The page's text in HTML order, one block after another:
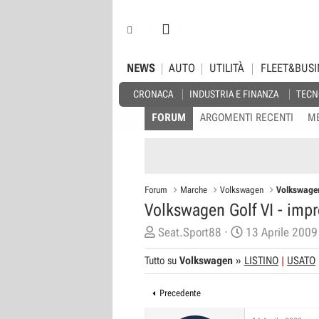
NEWS
CRONACA INDUSTRIA E FINANZA
AUTO UTILITÀ
FORUM ARGOMENTI RECENTI
Forum Marche Volkswagen
Volkswagen Golf VI -
C
r
e
t
Seat.Sport88
D
a
t
13 Aprile 2009
Tutto su Volkswagen » LISTINO USATO
Precedente